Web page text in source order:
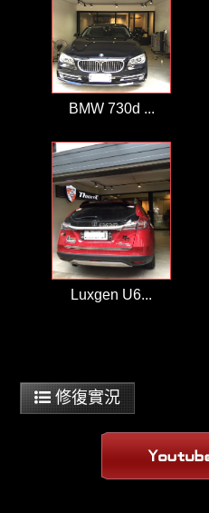
BMW 730d ...
Luxgen U6...
修復實況